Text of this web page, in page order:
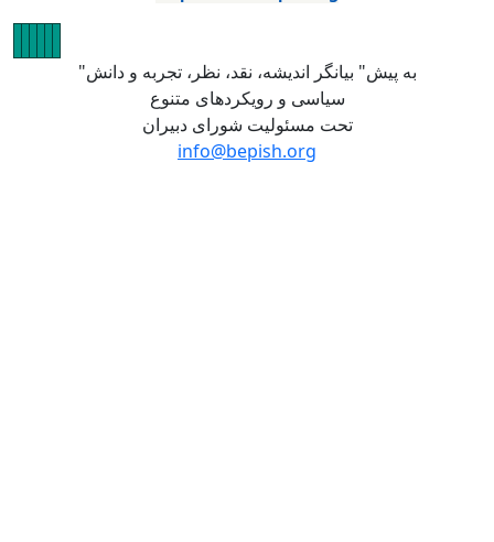
"به پیش" بیانگر اندیشه، نقد، نظر، تجربه و دانش
سیاسی و رویکردهای متنوع
تحت مسئولیت شورای دبیران
info@bepish.org